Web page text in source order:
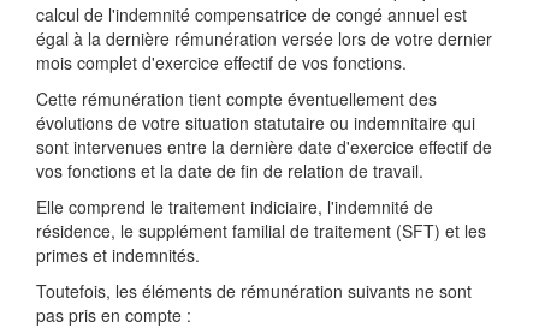
calcul de l'indemnité compensatrice de congé annuel est
égal à la dernière rémunération versée lors de votre dernier
mois complet d'exercice effectif de vos fonctions.
Cette rémunération tient compte éventuellement des
évolutions de votre situation statutaire ou indemnitaire qui
sont intervenues entre la dernière date d'exercice effectif de
vos fonctions et la date de fin de relation de travail.
Elle comprend le traitement indiciaire, l'indemnité de
résidence, le supplément familial de traitement (SFT) et les
primes et indemnités.
Toutefois, les éléments de rémunération suivants ne sont
pas pris en compte :